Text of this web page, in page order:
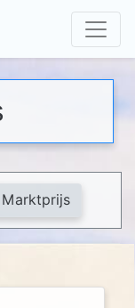
Marktprijs